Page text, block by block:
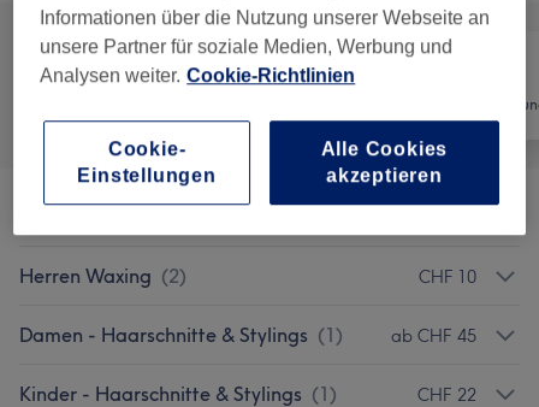
Herren Waxing (2) CHF 10
Damen - Haarschnitte & Stylings (1) ab CHF 45
Kinder - Haarschnitte & Stylings (1) CHF 22
Informationen über die Nutzung unserer Webseite an
unsere Partner für soziale Medien, Werbung und
Analysen weiter. Cookie-Richtlinien
Alle Cookies
akzeptieren
Cookie-
Einstellungen